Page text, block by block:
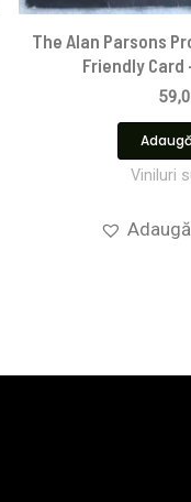
The Alan Parsons
Friendly Card
Viniluri